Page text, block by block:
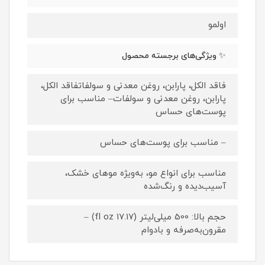
اولمو
✨ ویژگی‌های برجسته محصول
فاقد الکل، پارابن، روغن معدنی و سولفاتفاقد الکل،
پارابن، روغن معدنی و سولفات– مناسب برای
پوست‌های حساس
– مناسب برای پوست‌های حساس
مناسب برای انواع مو، به‌ویژه موهای خشک،
آسیب‌دیده و رنگ‌شده
حجم بالا: 500 میلی‌لیتر (17.17 fl oz) –
مقرون‌به‌صرفه و بادوام